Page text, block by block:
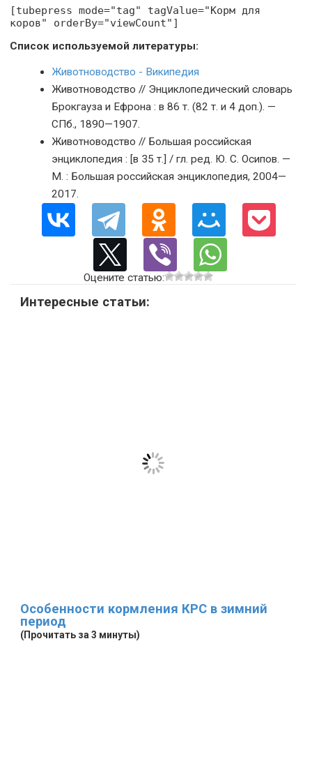
[tubepress mode="tag" tagValue="Корм для
коров" orderBy="viewCount"]
Список используемой литературы:
Животноводство - Википедия
Животноводство // Энциклопедический словарь
Брокгауза и Ефрона : в 86 т. (82 т. и 4 доп.). —
СПб., 1890—1907.
Животноводство // Большая российская
энциклопедия : [в 35 т.] / гл. ред. Ю. С. Осипов. —
М. : Большая российская энциклопедия, 2004—
2017.
Оцените статью:
Интересные статьи:
Особенности кормления КРС в зимний
период
(Прочитать за 3 минуты)